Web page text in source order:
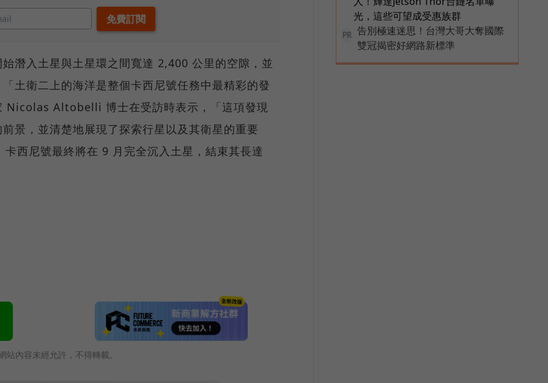
潛入土星與土星環之間寬達 2,400 公里的空隙，並
土衛二上的海洋是整個卡西尼號任務中最精彩的發
Nicolas Altobelli 博士在受訪時表示，「這項發現
景，並清楚地展現了探索行星以及其衛星的重要
西尼號最終將在 9 月完全沉入土星，結束其長達
站內容未經允許，不得轉載。
光，這些可望成受惠族群
PR
告別極速迷思！台灣大哥大奪國際
雙冠揭密好網路新標準